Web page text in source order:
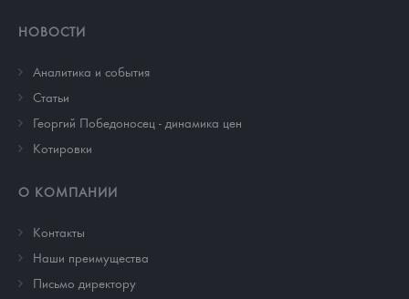
НОВОСТИ
Аналитика и события
Cтатьи
Георгий Победоносец - динамика цен
Котировки
О КОМПАНИИ
Контакты
Наши преимущества
Письмо директору